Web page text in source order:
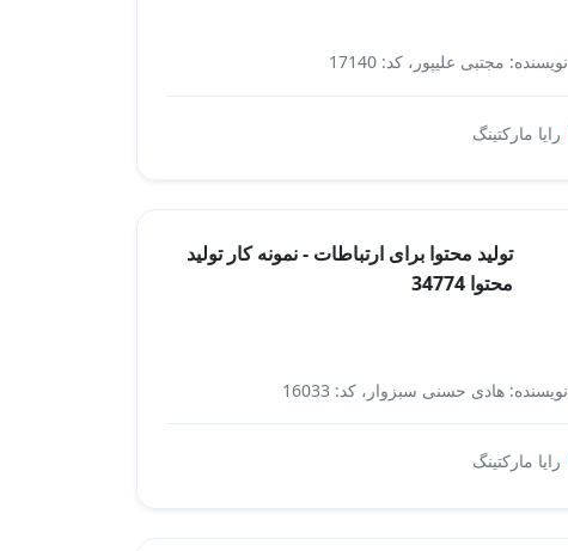
نویسنده: مجتبی علیپور، کد: 17140
رایا مارکتینگ
تولید محتوا برای ارتباطات - نمونه کار تولید
محتوا 34774
نویسنده: هادی حسنی سبزوار، کد: 16033
رایا مارکتینگ